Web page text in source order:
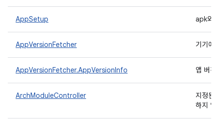
AppSetup apk와
AppVersionFetcher 기기에
AppVersionFetcher.AppVersionInfo 앱 버
ArchModuleController
지정된
하지 않